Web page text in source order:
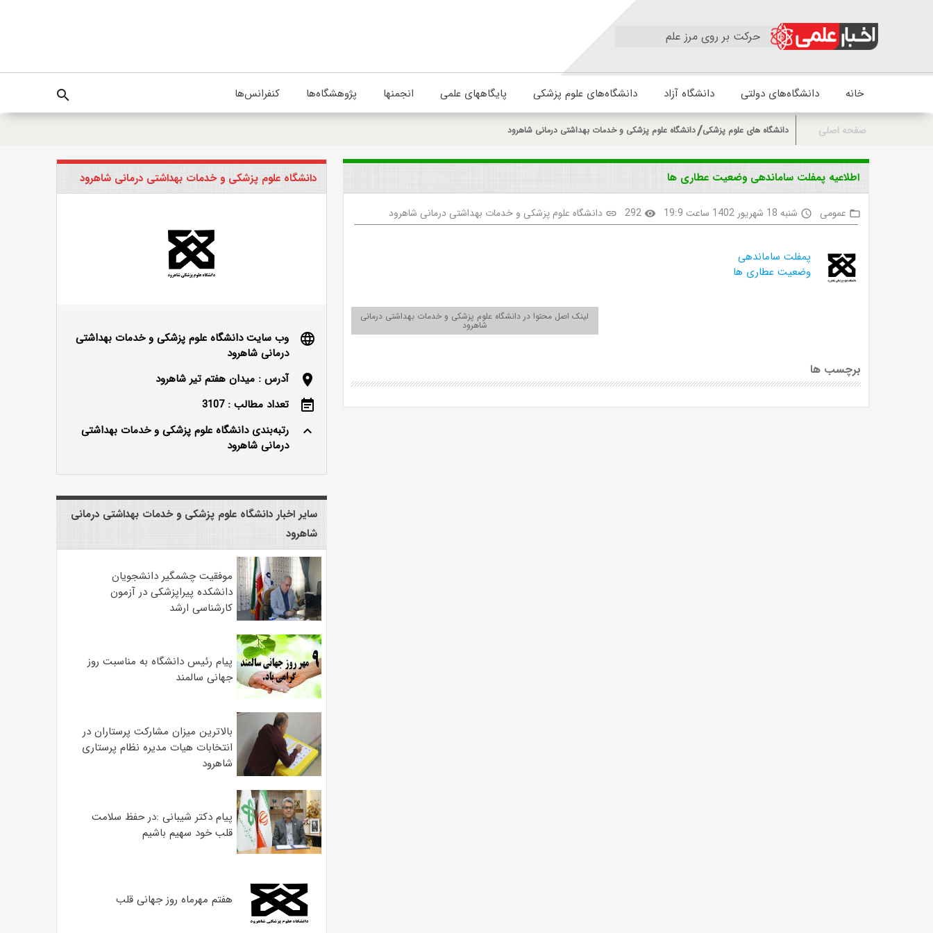
حرکت بر روی مرز علم
خانه دانشگاه‌های دولتی دانشگاه آزاد دانشگاه‌های علوم پزشکی پایگاههای علمی انجمنها پژوهشگاه‌ها کنفرانس‌ها search
صفحه اصلی دانشگاه های علوم پزشکی دانشگاه علوم پزشکی و خدمات بهداشتی درمانی شاهرود
اطلاعیه پمفلت ساماندهی وضعیت عطاری ها
folder_open عمومی access_time شنبه 18 شهریور 1402 ساعت 19:9 visibility
292
link دانشگاه علوم پزشکی و خدمات بهداشتی درمانی شاهرود
پمفلت ساماندهی
وضعیت عطاری ها
لینک اصل محتوا در دانشگاه علوم پزشکی و خدمات بهداشتی درمانی
شاهرود
برچسب ها
دانشگاه علوم پزشکی و خدمات بهداشتی درمانی شاهرود
language
وب سایت دانشگاه علوم پزشکی و خدمات بهداشتی
درمانی شاهرود
location_on
آدرس : میدان هفتم تیر شاهرود
event_note
تعداد مطالب : 3107
keyboard_arrow_up
رتبه‌بندی دانشگاه علوم پزشکی و خدمات بهداشتی
درمانی شاهرود
سایر اخبار دانشگاه علوم پزشکی و خدمات بهداشتی درمانی
شاهرود
موفقیت چشمگیر دانشجویان
دانشکده پیراپزشکی در آزمون
کارشناسی ارشد
پیام رئیس دانشگاه به مناسبت روز
جهانی سالمند
بالاترین میزان مشارکت پرستاران در
انتخابات هیات مدیره نظام پرستاری
شاهرود
پیام دکتر شیبانی :در حفظ سلامت
قلب خود سهیم باشیم
هفتم مهرماه روز جهانی قلب